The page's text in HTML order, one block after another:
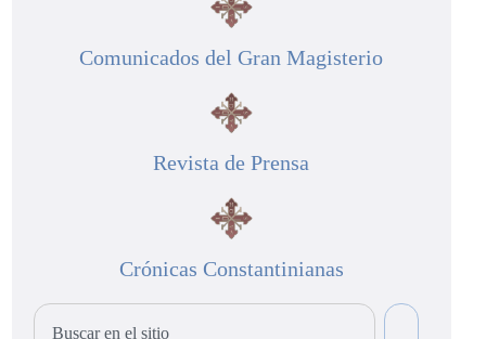
Comunicados del Gran Magisterio
Revista de Prensa
Crónicas Constantinianas